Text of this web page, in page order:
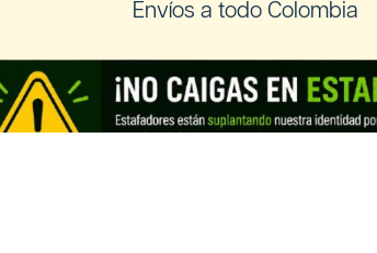
Envíos a todo Colombia